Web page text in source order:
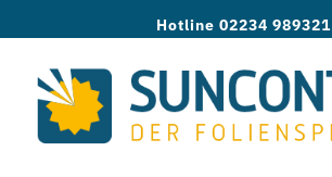
springen
Hotline 02234 989321